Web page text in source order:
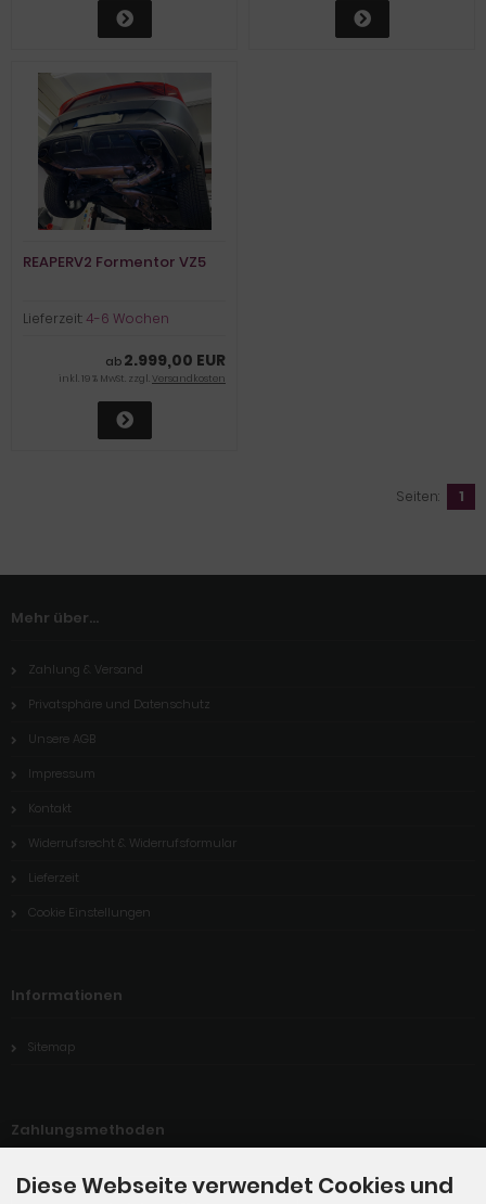
REAPERV2 Formentor VZ5
Lieferzeit: 4-6 Wochen
ab 2.999,00 EUR
inkl. 19 % MwSt. zzgl.Versandkosten
Seiten: 1
Mehr über...
Zahlung & Versand
Privatsphäre und Datenschutz
Unsere AGB
Impressum
Kontakt
Widerrufsrecht & Widerrufsformular
Lieferzeit
Cookie Einstellungen
Informationen
Sitemap
Zahlungsmethoden
Diese Webseite verwendet Cookies und